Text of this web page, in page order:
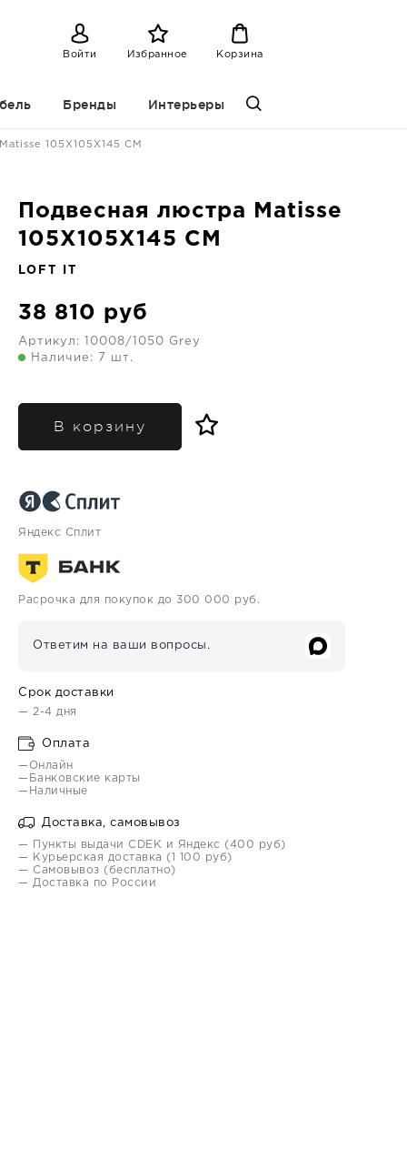
Войти Избранное Корзина
Бренды Интерьеры
105X105X145 CM
Подвесная люстра Matisse
105X105X145 CM
LOFT IT
38 810 руб
Артикул:
10008/1050 Grey
Наличие: 7 шт.
В корзину
Яндекс Сплит
Расрочка для покупок до 300 000 руб.
Ответим на ваши вопросы.
Срок доставки
— 2-4 дня
Оплата
—Онлайн
—Банковские карты
—Наличные
Доставка, самовывоз
— Пункты выдачи CDEK и Яндекс (400 руб)
— Курьерская доставка (1 100 руб)
— Самовывоз (бесплатно)
— Доставка по России